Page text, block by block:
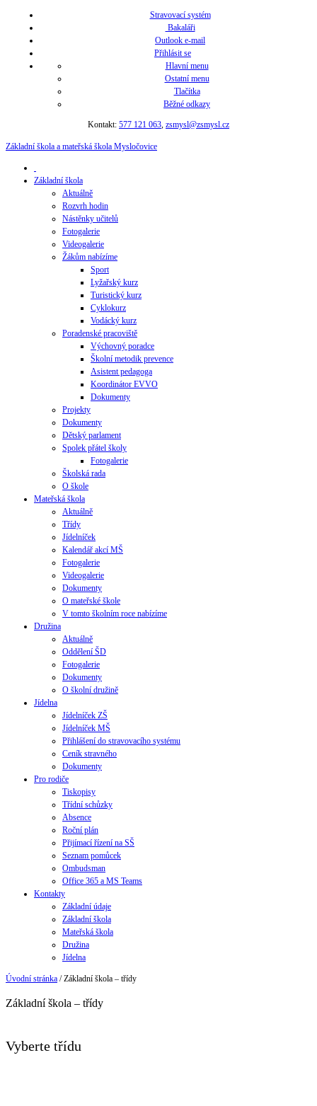
Stravovací systém
Bakaláři
Outlook e-mail
Přihlásit se
Hlavní menu
Ostatní menu
Tlačítka
Běžné odkazy
Kontakt: 577 121 063, zsmysl@zsmysl.cz
Základní škola a mateřská škola Mysločovice
Základní škola
Aktuálně
Rozvrh hodin
Nástěnky učitelů
Fotogalerie
Videogalerie
Žákům nabízíme
Sport
Lyžařský kurz
Turistický kurz
Cyklokurz
Vodácký kurz
Poradenské pracoviště
Výchovný poradce
Školní metodik prevence
Asistent pedagoga
Koordinátor EVVO
Dokumenty
Projekty
Dokumenty
Dětský parlament
Spolek přátel školy
Fotogalerie
Školská rada
O škole
Mateřská škola
Aktuálně
Třídy
Jídelníček
Kalendář akcí MŠ
Fotogalerie
Videogalerie
Dokumenty
O mateřské škole
V tomto školním roce nabízíme
Družina
Aktuálně
Oddělení ŠD
Fotogalerie
Dokumenty
O školní družině
Jídelna
Jídelníček ZŠ
Jídelníček MŠ
Přihlášení do stravovacího systému
Ceník stravného
Dokumenty
Pro rodiče
Tiskopisy
Třídní schůzky
Absence
Roční plán
Přijímací řízení na SŠ
Seznam pomůcek
Ombudsman
Office 365 a MS Teams
Kontakty
Základní údaje
Základní škola
Mateřská škola
Družina
Jídelna
Úvodní stránka /Základní škola – třídy
Základní škola – třídy
Vyberte třídu